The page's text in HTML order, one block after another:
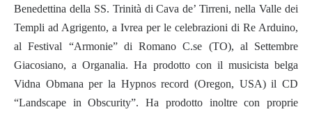
Benedettina della SS. Trinità di Cava de’ Tirreni, nella Valle dei
Templi ad Agrigento, a Ivrea per le celebrazioni di Re Arduino,
al Festival “Armonie” di Romano C.se (TO), al Settembre
Giacosiano, a Organalia. Ha prodotto con il musicista belga
Vidna Obmana per la Hypnos record (Oregon, USA) il CD
“Landscape in Obscurity”. Ha prodotto inoltre con proprie